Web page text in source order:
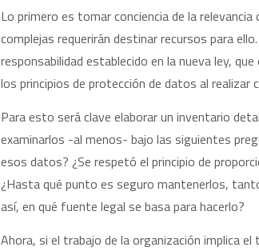
Lo primero es tomar conciencia de la
complejas requerirán destinar recursos para
responsabilidad establecido en la nueva ley,
los principios de protección de datos al realizar
Para esto será clave elaborar un inventario
examinarlos -al menos- bajo las siguientes
esos datos? ¿Se respetó el principio de
¿Hasta qué punto es seguro mantenerlos,
así, en qué fuente legal se basa para hacerlo?
Ahora, si el trabajo de la organización implica